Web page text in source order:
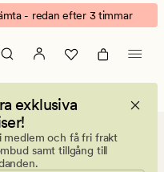
- redan efter 3 timmar
exklusiva
medlem och få fri frakt
samt tillgång till
Modulsoffa Isa